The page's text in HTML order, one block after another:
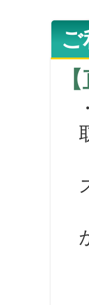
ご
※
※
※
※